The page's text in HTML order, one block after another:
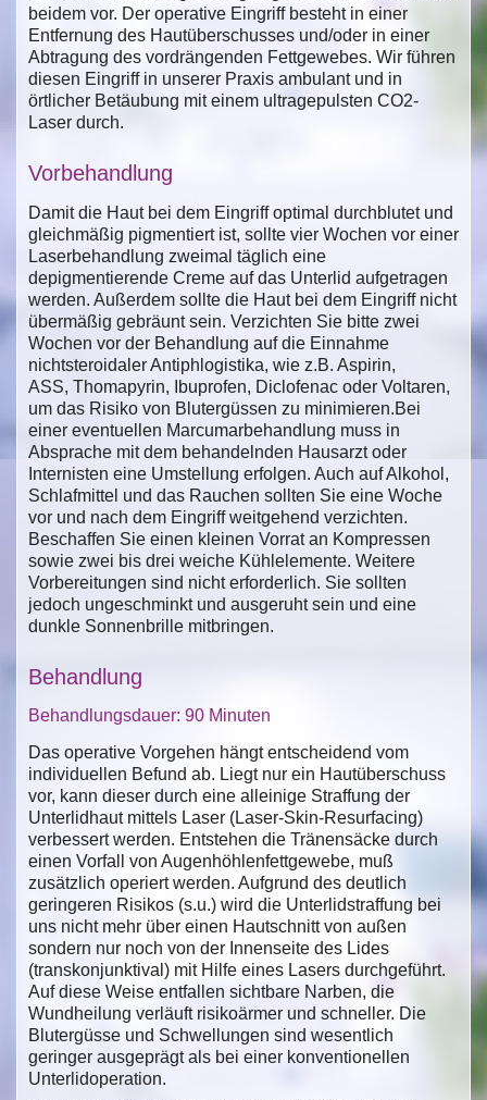
beidem vor. Der operative Eingriff besteht in einer
Entfernung des Hautüberschusses und/oder in einer
Abtragung des vordrängenden Fettgewebes. Wir führen
diesen Eingriff in unserer Praxis ambulant und in
örtlicher Betäubung mit einem ultragepulsten CO2-
Laser durch.
Vorbehandlung
Damit die Haut bei dem Eingriff optimal durchblutet und
gleichmäßig pigmentiert ist, sollte vier Wochen vor einer
Laserbehandlung zweimal täglich eine
depigmentierende Creme auf das Unterlid aufgetragen
werden. Außerdem sollte die Haut bei dem Eingriff nicht
übermäßig gebräunt sein. Verzichten Sie bitte zwei
Wochen vor der Behandlung auf die Einnahme
nichtsteroidaler Antiphlogistika, wie z.B. Aspirin,
ASS, Thomapyrin, Ibuprofen, Diclofenac oder Voltaren,
um das Risiko von Blutergüssen zu minimieren.Bei
einer eventuellen Marcumarbehandlung muss in
Absprache mit dem behandelnden Hausarzt oder
Internisten eine Umstellung erfolgen. Auch auf Alkohol,
Schlafmittel und das Rauchen sollten Sie eine Woche
vor und nach dem Eingriff weitgehend verzichten.
Beschaffen Sie einen kleinen Vorrat an Kompressen
sowie zwei bis drei weiche Kühlelemente. Weitere
Vorbereitungen sind nicht erforderlich. Sie sollten
jedoch ungeschminkt und ausgeruht sein und eine
dunkle Sonnenbrille mitbringen.
Behandlung
Behandlungsdauer: 90 Minuten
Das operative Vorgehen hängt entscheidend vom
individuellen Befund ab. Liegt nur ein Hautüberschuss
vor, kann dieser durch eine alleinige Straffung der
Unterlidhaut mittels Laser (Laser-Skin-Resurfacing)
verbessert werden. Entstehen die Tränensäcke durch
einen Vorfall von Augenhöhlenfettgewebe, muß
zusätzlich operiert werden. Aufgrund des deutlich
geringeren Risikos (s.u.) wird die Unterlidstraffung bei
uns nicht mehr über einen Hautschnitt von außen
sondern nur noch von der Innenseite des Lides
(transkonjunktival) mit Hilfe eines Lasers durchgeführt.
Auf diese Weise entfallen sichtbare Narben, die
Wundheilung verläuft risikoärmer und schneller. Die
Blutergüsse und Schwellungen sind wesentlich
geringer ausgeprägt als bei einer konventionellen
Unterlidoperation.